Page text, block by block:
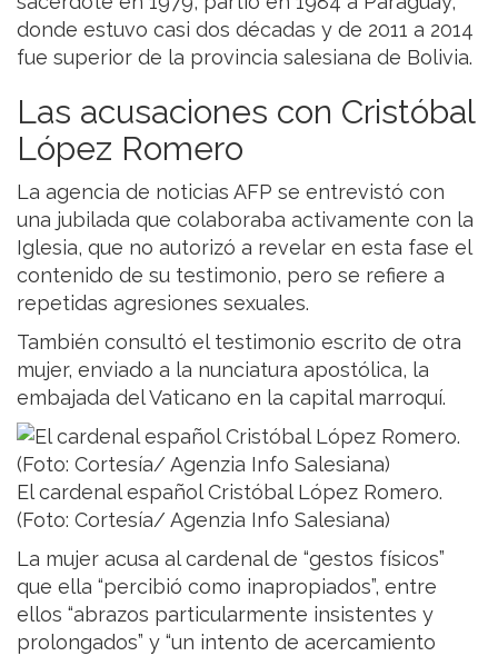
donde estuvo casi dos décadas y de 2011 a 2014
fue superior de la provincia salesiana de Bolivia.
Las acusaciones con Cristóbal
López Romero
La agencia de noticias AFP se entrevistó con
una jubilada que colaboraba activamente con la
Iglesia, que no autorizó a revelar en esta fase el
contenido de su testimonio, pero se refiere a
repetidas agresiones sexuales.
También consultó el testimonio escrito de otra
mujer, enviado a la nunciatura apostólica, la
embajada del Vaticano en la capital marroquí.
El cardenal español Cristóbal López Romero.
(Foto: Cortesía/ Agenzia Info Salesiana)
La mujer acusa al cardenal de “gestos físicos”
que ella “percibió como inapropiados”, entre
ellos “abrazos particularmente insistentes y
prolongados” y “un intento de acercamiento